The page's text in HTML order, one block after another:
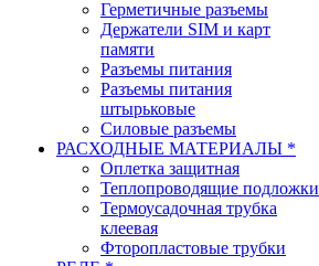
Герметичные разъемы
Держатели SIM и карт
памяти
Разъемы питания
Разъемы питания
штырьковые
Силовые разъемы
РАСХОДНЫЕ МАТЕРИАЛЫ *
Оплетка защитная
Теплопроводящие подложки
Термоусадочная трубка
клеевая
Фторопластовые трубки